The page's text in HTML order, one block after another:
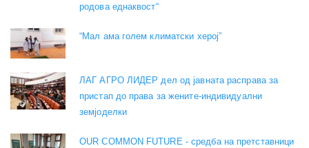
родова еднаквост“
“Мал ама голем климатски херој”
ЛАГ АГРО ЛИДЕР дел од јавната расправа за
пристап до права за жените-индивидуални
земјоделки
OUR COMMON FUTURE - средба на претставници